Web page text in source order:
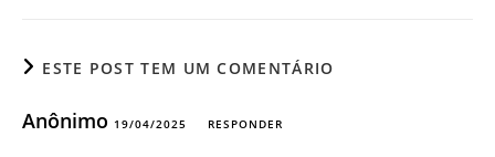
ESTE POST TEM UM COMENTÁRIO
Anônimo 19/04/2025 RESPONDER